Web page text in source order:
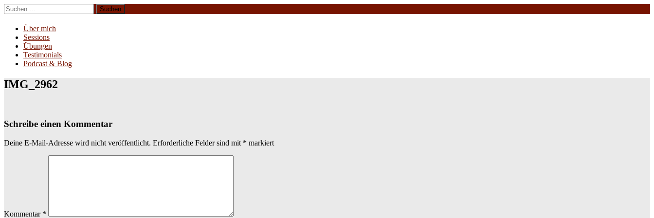
Zum
Inhalt
springen
Suchen
nach:
Über mich
Sessions
Übungen
Testimonials
Podcast & Blog
IMG_2962
Schreibe einen Kommentar
Deine E-Mail-Adresse wird nicht veröffentlicht. Erforderliche Felder sind mit * markiert
Kommentar *